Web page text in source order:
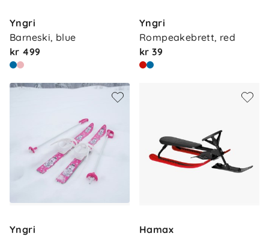
Yngri
Barneski, blue
kr 499
Yngri
Rompeakebrett, red
kr 39
Yngri
Hamax